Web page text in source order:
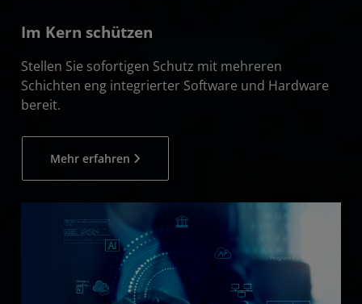
Im Kern schützen
Stellen Sie sofortigen Schutz mit mehreren
Schichten eng integrierter Software und Hardware
bereit.
Mehr erfahren